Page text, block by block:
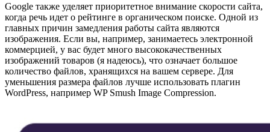
Google также уделяет приоритетное внимание скорости сайта,
когда речь идет о рейтинге в органическом поиске. Одной из
главных причин замедления работы сайта являются
изображения. Если вы, например, занимаетесь электронной
коммерцией, у вас будет много высококачественных
изображений товаров (я надеюсь), что означает большое
количество файлов, хранящихся на вашем сервере. Для
уменьшения размера файлов лучше использовать плагин
WordPress, например WP Smush Image Compression.